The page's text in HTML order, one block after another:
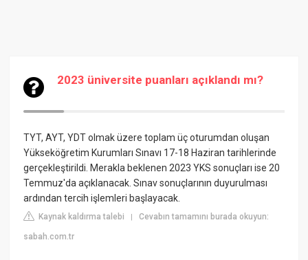
2023 üniversite puanları açıklandı mı?
TYT, AYT, YDT olmak üzere toplam üç oturumdan oluşan
Yükseköğretim Kurumları Sınavı 17-18 Haziran tarihlerinde
gerçekleştirildi. Merakla beklenen 2023 YKS sonuçları ise 20
Temmuz'da açıklanacak. Sınav sonuçlarının duyurulması
ardından tercih işlemleri başlayacak.
Kaynak kaldırma talebi |Cevabın tamamını burada okuyun:
sabah.com.tr